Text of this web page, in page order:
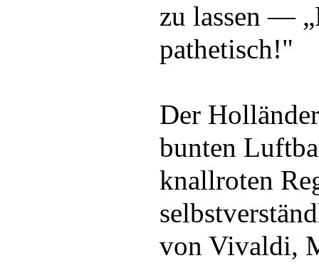
zu lassen —
pathetisch!"
Der
bunten
knallroten
von Vivaldi,